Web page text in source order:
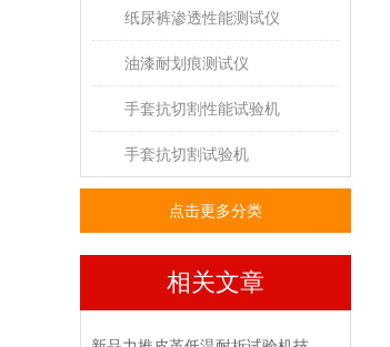
纸尿裤渗透性能测试仪
油漆耐划痕测试仪
手套抗切割性能试验机
手套抗切割试验机
点击更多分类
相关文章